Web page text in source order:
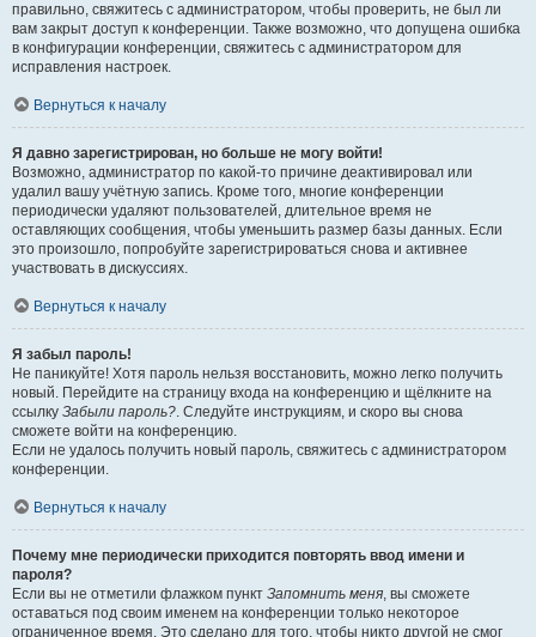
правильно, свяжитесь с администратором, чтобы проверить, не был ли
вам закрыт доступ к конференции. Также возможно, что допущена ошибка
в конфигурации конференции, свяжитесь с администратором для
исправления настроек.
Вернуться к началу
Я давно зарегистрирован, но больше не могу войти!
Возможно, администратор по какой-то причине деактивировал или
удалил вашу учётную запись. Кроме того, многие конференции
периодически удаляют пользователей, длительное время не
оставляющих сообщения, чтобы уменьшить размер базы данных. Если
это произошло, попробуйте зарегистрироваться снова и активнее
участвовать в дискуссиях.
Вернуться к началу
Я забыл пароль!
Не паникуйте! Хотя пароль нельзя восстановить, можно легко получить
новый. Перейдите на страницу входа на конференцию и щёлкните на
ссылку Забыли пароль?. Следуйте инструкциям, и скоро вы снова
сможете войти на конференцию.
Если не удалось получить новый пароль, свяжитесь с администратором
конференции.
Вернуться к началу
Почему мне периодически приходится повторять ввод имени и
пароля?
Если вы не отметили флажком пункт Запомнить меня, вы сможете
оставаться под своим именем на конференции только некоторое
ограниченное время. Это сделано для того, чтобы никто другой не смог